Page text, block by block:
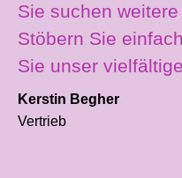
Sie suchen
Stöbern Sie
Sie unser
Kerstin Begher
Vertrieb